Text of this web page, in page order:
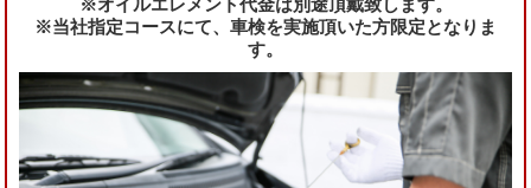
※当社指定コースにて、車検を実施頂いた方限定となりま
す。